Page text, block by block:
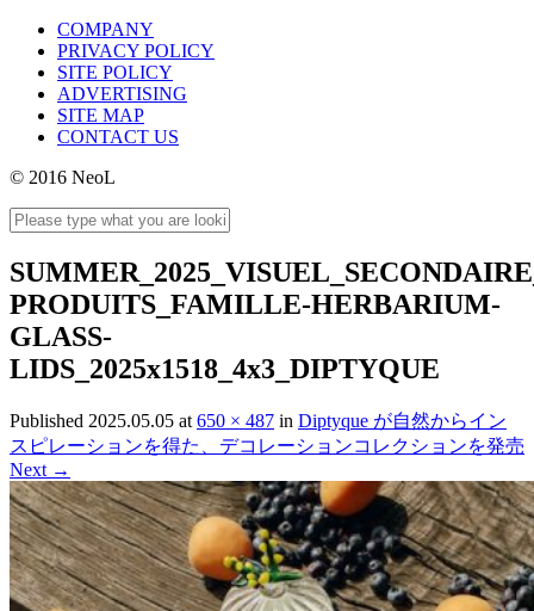
COMPANY
PRIVACY POLICY
SITE POLICY
ADVERTISING
SITE MAP
CONTACT US
© 2016 NeoL
PRODUITS_FAMILLE-HERBARIUM-
GLASS-
LIDS_2025x1518_4x3_DIPTYQUE
Published 2025.05.05 at 650 × 487 in Diptyque が自然からイン
スピレーションを得た、デコレーションコレクションを発売
Next →